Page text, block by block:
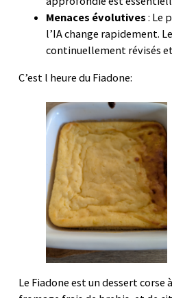
Menaces évolutives : Le
l’IA change rapidement.
continuellement révisés
C’est l heure du Fiadone:
Le Fiadone est un dessert corse